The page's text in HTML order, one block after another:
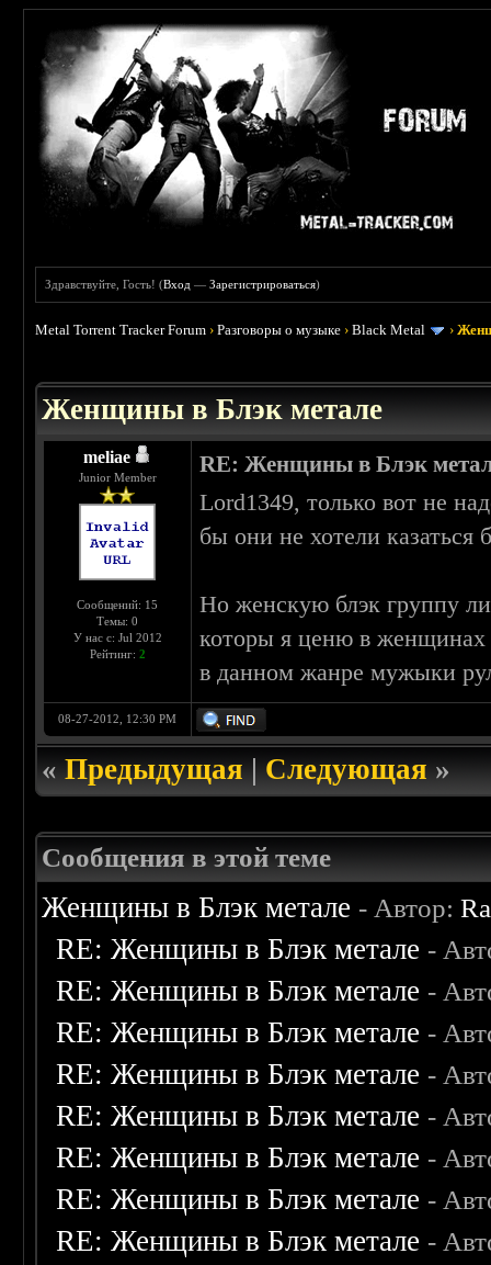
Здравствуйте, Гость! (Вход —Зарегистрироваться)
Metal Torrent Tracker Forum ›Разговоры о музыке ›Black Metal ›
Женщины в Блэк метале
meliae
Junior Member
Сообщений: 15
Темы: 0
У нас с: Jul 2012
Рейтинг: 2
RE: Женщины в Блэк
Lord1349, только вот не
бы они не хотели
Но женскую блэк группу
которы я ценю в женщинах
в данном жанре мужыки
08-27-2012, 12:30 PM
«Предыдущая|Следующая»
Сообщения в этой теме
Женщины в Блэк метале - Автор:
RE: Женщины в Блэк метале -
RE: Женщины в Блэк метале -
RE: Женщины в Блэк метале -
RE: Женщины в Блэк метале -
RE: Женщины в Блэк метале -
RE: Женщины в Блэк метале -
RE: Женщины в Блэк метале -
RE: Женщины в Блэк метале -